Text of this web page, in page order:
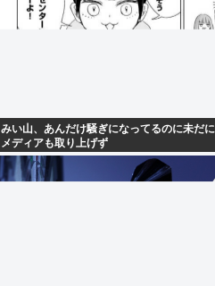
みい山、あんだけ騒ぎになってるのに未だ
メディアも取り上げず